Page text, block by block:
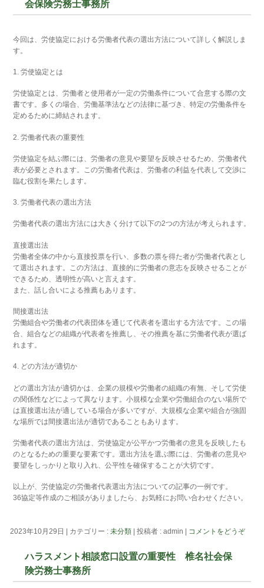
会保険労務士事務所
今回は、労使協定における労働者代表の選出方法について詳しく解説しま
す。
1. 労使協定とは
労使協定とは、労働者と使用者が一定の労働条件について合意する際の文
書です。多くの場合、労働基準法などの法律に基づき、特定の労働条件を
定めるために締結されます。
2. 労働者代表の重要性
労使協定を結ぶ際には、労働者の意見や要望を反映させるため、労働者代
表が必要とされます。この労働者代表は、労働者の利益を代表して交渉に
臨む役割を果たします。
3. 労働者代表の選出方法
労働者代表の選出方法には大きく分けて以下の2つの方法が考えられます。
直接選出法
労働者全体の中から直接投票を行い、多数の票を得た者が労働者代表とし
て選出されます。この方法は、直接的に労働者の意志を反映させることが
できるため、透明性が高いと言えます。
また、話し合いによる推薦もあります。
間接選出法
労働組合や労働者の代表団体を通じて代表者を選出する方法です。この場
合、組合などの組織が代表者を推薦し、その推薦を基に労働者代表が選ば
れます。
4. どの方法が適切か
どの選出方法が適切かは、企業の規模や労働者の組織の有無、そして労使
の関係性などによって異なります。小規模な企業や労働組合のない場所で
は直接選出法が適している場合が多いですが、大規模な企業や組合が強固
な場所では間接選出法が適切であることもあります。
労働者代表の選出方法は、労使協定が公平かつ労働者の意見を反映したも
のとなるための重要な要素です。選出方法を選ぶ際には、労働者の意見や
要望をしっかりと取り入れ、公平性を確保することが大切です。
以上が、労使協定の労働者代表選出方法についての記事の一例です。
36協定等作成のご相談がありましたら、お気軽にお問い合わせください。
2023年10月29日 カテゴリー :未分類 |投稿者 : admin コメントをどうぞ
ハラスメント相談窓口設置の重要性 椎名社会保
険労務士事務所